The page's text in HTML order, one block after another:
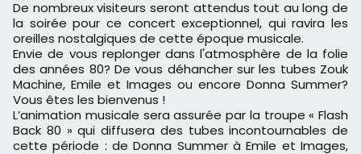
De nombreux visiteurs seront attendus tout au long de
la soirée pour ce concert exceptionnel, qui ravira les
oreilles nostalgiques de cette époque musicale.
Envie de vous replonger dans l'atmosphère de la folie
des années 80? De vous déhancher sur les tubes Zouk
Machine, Emile et Images ou encore Donna Summer?
Vous êtes les bienvenus !
L’animation musicale sera assurée par la troupe « Flash
Back 80 » qui diffusera des tubes incontournables de
cette période : de Donna Summer à Emile et Images,